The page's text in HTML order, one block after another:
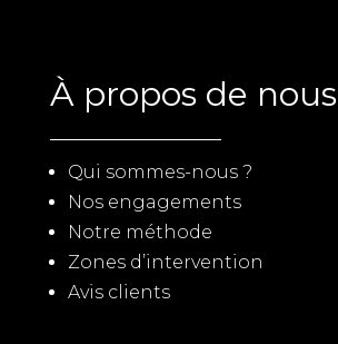
À propos de nous
Qui sommes-nous ?
Nos engagements
Notre méthode
Zones d’intervention
Avis clients